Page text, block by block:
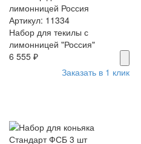
Артикул: 11334
Набор для текилы с
лимонницей "Россия"
6 555 ₽
Заказать в 1 клик